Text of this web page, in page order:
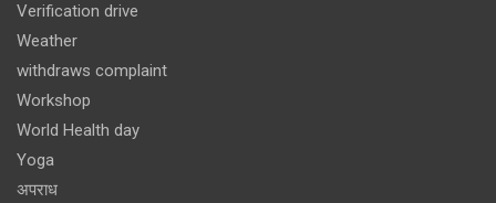
Verification drive
Weather
withdraws complaint
Workshop
World Health day
Yoga
अपराध